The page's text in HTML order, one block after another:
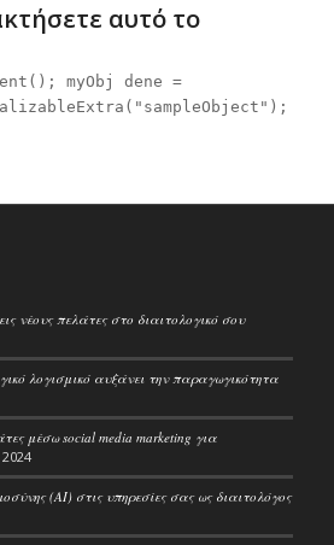
αυτό το
myObj dene =
νέους πελάτες στο διαιτολογικό σου
λογισμικό αυξάνει την παραγωγικότητα
μέσω social media marketing για
(AI) στις υπηρεσίες σας ως διαιτολόγος